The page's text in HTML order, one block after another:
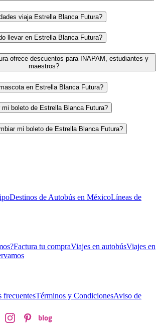
viaja Estrella Blanca Futura?
llevar en Estrella Blanca Futura?
ofrece descuentos para INAPAM, estudiantes y
maestros?
en Estrella Blanca Futura?
boleto de Estrella Blanca Futura?
mi boleto de Estrella Blanca Futura?
Destinos de Autobús en MéxicoLíneas de
Factura tu compraViajes en autobúsViajes en
frecuentesTérminos y CondicionesAviso de